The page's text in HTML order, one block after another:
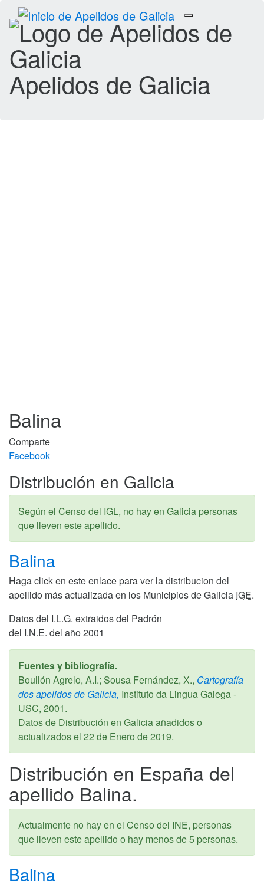
Toggle
navigation
Apelidos de Galicia
Balina
Comparte
Facebook
Distribución en Galicia
Según el Censo del IGL, no hay en Galicia personas
que lleven este apellido.
Balina
Haga click en este enlace para ver la distribucion del
apellido más actualizada en los Municipios de Galicia IGE.
Datos del I.L.G. extraidos del Padrón
del I.N.E. del año 2001
Fuentes y bibliografía.
Boullón Agrelo, A.I.; Sousa Fernández, X., Cartografía
dos apelidos de Galicia, Instituto da Lingua Galega -
USC, 2001.
Datos de Distribución en Galicia añadidos o
actualizados el 22 de Enero de 2019.
Distribución en España del
apellido Balina.
Actualmente no hay en el Censo del INE, personas
que lleven este apellido o hay menos de 5 personas.
Balina